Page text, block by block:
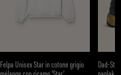
Felpa Unisex Star in cotone grigio
Dad-